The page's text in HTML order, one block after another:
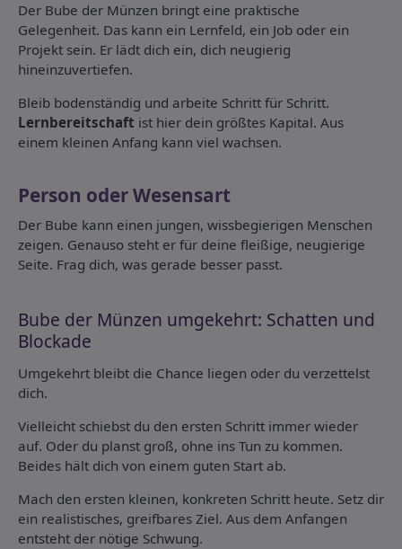
Der Bube der Münzen bringt eine praktische
Gelegenheit. Das kann ein Lernfeld, ein Job oder ein
Projekt sein. Er lädt dich ein, dich neugierig
hineinzuvertiefen.
Bleib bodenständig und arbeite Schritt für Schritt.
Lernbereitschaft ist hier dein größtes Kapital. Aus
einem kleinen Anfang kann viel wachsen.
Person oder Wesensart
Der Bube kann einen jungen, wissbegierigen Menschen
zeigen. Genauso steht er für deine fleißige, neugierige
Seite. Frag dich, was gerade besser passt.
Bube der Münzen umgekehrt: Schatten und
Blockade
Umgekehrt bleibt die Chance liegen oder du verzettelst
dich.
Vielleicht schiebst du den ersten Schritt immer wieder
auf. Oder du planst groß, ohne ins Tun zu kommen.
Beides hält dich von einem guten Start ab.
Mach den ersten kleinen, konkreten Schritt heute. Setz dir
ein realistisches, greifbares Ziel. Aus dem Anfangen
entsteht der nötige Schwung.